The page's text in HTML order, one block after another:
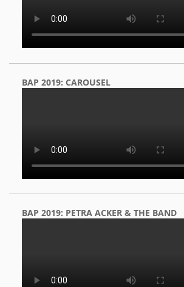
BAP 2019: CAROUSEL
BAP 2019: PETRA ACKER & THE BAND